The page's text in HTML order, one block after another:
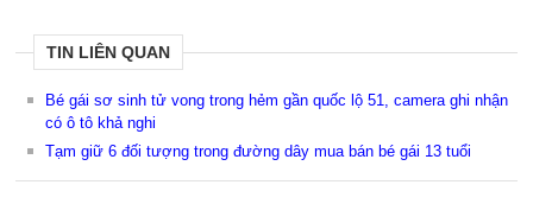
TIN LIÊN QUAN
Bé gái sơ sinh tử vong trong hẻm gần quốc lộ 51, camera ghi nhận
có ô tô khả nghi
Tạm giữ 6 đối tượng trong đường dây mua bán bé gái 13 tuổi